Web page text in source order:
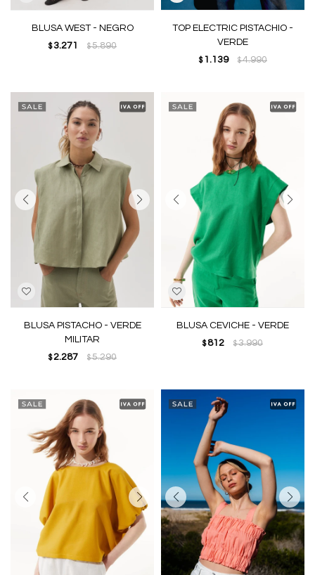
BLUSA WEST - NEGRO
$ 3.271 $5.890
TOP ELECTRIC PISTACHIO -
VERDE
$ 1.139 $4.990
BLUSA PISTACHO - VERDE
MILITAR
$ 2.287 $5.290
BLUSA CEVICHE - VERDE
$ 812 $3.990